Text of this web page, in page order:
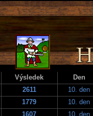
Výsledek
Den
2611
10. den
1779
10. den
1607
10. den